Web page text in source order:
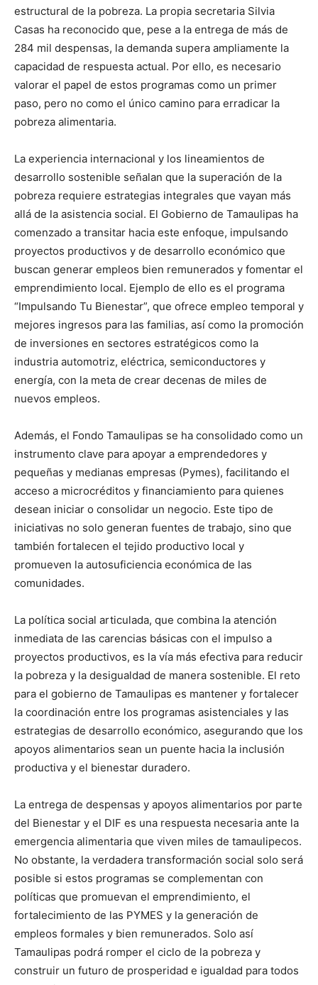
estructural de la pobreza. La propia secretaria Silvia
Casas ha reconocido que, pese a la entrega de más de
284 mil despensas, la demanda supera ampliamente la
capacidad de respuesta actual. Por ello, es necesario
valorar el papel de estos programas como un primer
paso, pero no como el único camino para erradicar la
pobreza alimentaria.
La experiencia internacional y los lineamientos de
desarrollo sostenible señalan que la superación de la
pobreza requiere estrategias integrales que vayan más
allá de la asistencia social. El Gobierno de Tamaulipas ha
comenzado a transitar hacia este enfoque, impulsando
proyectos productivos y de desarrollo económico que
buscan generar empleos bien remunerados y fomentar el
emprendimiento local. Ejemplo de ello es el programa
“Impulsando Tu Bienestar”, que ofrece empleo temporal y
mejores ingresos para las familias, así como la promoción
de inversiones en sectores estratégicos como la
industria automotriz, eléctrica, semiconductores y
energía, con la meta de crear decenas de miles de
nuevos empleos.
Además, el Fondo Tamaulipas se ha consolidado como un
instrumento clave para apoyar a emprendedores y
pequeñas y medianas empresas (Pymes), facilitando el
acceso a microcréditos y financiamiento para quienes
desean iniciar o consolidar un negocio. Este tipo de
iniciativas no solo generan fuentes de trabajo, sino que
también fortalecen el tejido productivo local y
promueven la autosuficiencia económica de las
comunidades.
La política social articulada, que combina la atención
inmediata de las carencias básicas con el impulso a
proyectos productivos, es la vía más efectiva para reducir
la pobreza y la desigualdad de manera sostenible. El reto
para el gobierno de Tamaulipas es mantener y fortalecer
la coordinación entre los programas asistenciales y las
estrategias de desarrollo económico, asegurando que los
apoyos alimentarios sean un puente hacia la inclusión
productiva y el bienestar duradero.
La entrega de despensas y apoyos alimentarios por parte
del Bienestar y el DIF es una respuesta necesaria ante la
emergencia alimentaria que viven miles de tamaulipecos.
No obstante, la verdadera transformación social solo será
posible si estos programas se complementan con
políticas que promuevan el emprendimiento, el
fortalecimiento de las PYMES y la generación de
empleos formales y bien remunerados. Solo así
Tamaulipas podrá romper el ciclo de la pobreza y
construir un futuro de prosperidad e igualdad para todos